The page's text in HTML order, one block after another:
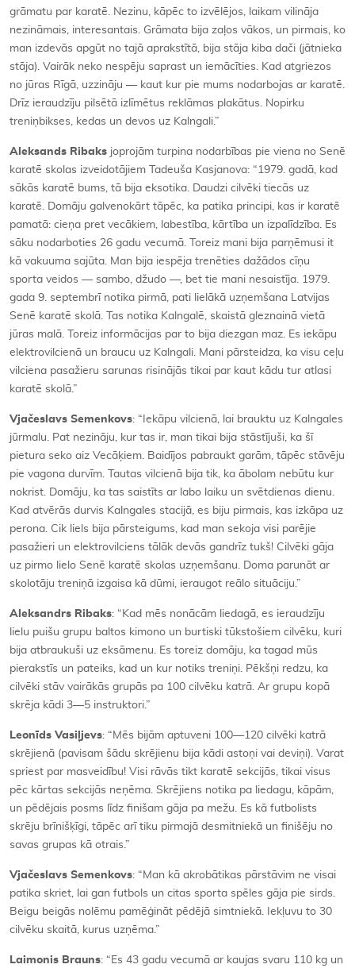
grāmatu par karatē. Nezinu, kāpēc to izvēlējos, laikam vilināja
nezināmais, interesantais. Grāmata bija zaļos vākos, un pirmais, ko
man izdevās apgūt no tajā aprakstītā, bija stāja kiba dači (jātnieka
stāja). Vairāk neko nespēju saprast un iemācīties. Kad atgriezos
no jūras Rīgā, uzzināju — kaut kur pie mums nodarbojas ar karatē.
Drīz ieraudzīju pilsētā izlīmētus reklāmas plakātus. Nopirku
treniņbikses, kedas un devos uz Kalngali.”
Aleksands Ribaks joprojām turpina nodarbības pie viena no Senē
karatē skolas izveidotājiem Tadeuša Kasjanova: “1979. gadā, kad
sākās karatē bums, tā bija eksotika. Daudzi cilvēki tiecās uz
karatē. Domāju galvenokārt tāpēc, ka patika principi, kas ir karatē
pamatā: cieņa pret vecākiem, labestība, kārtība un izpalīdzība. Es
sāku nodarboties 26 gadu vecumā. Toreiz mani bija parņēmusi it
kā vakuuma sajūta. Man bija iespēja trenēties dažādos cīņu
sporta veidos — sambo, džudo —, bet tie mani nesaistīja. 1979.
gada 9. septembrī notika pirmā, pati lielākā uzņemšana Latvijas
Senē karatē skolā. Tas notika Kalngalē, skaistā gleznainā vietā
jūras malā. Toreiz informācijas par to bija diezgan maz. Es iekāpu
elektrovilcienā un braucu uz Kalngali. Mani pārsteidza, ka visu ceļu
vilciena pasažieru sarunas risinājās tikai par kaut kādu tur atlasi
karatē skolā.”
Vjačeslavs Semenkovs: “Iekāpu vilcienā, lai brauktu uz Kalngales
jūrmalu. Pat nezināju, kur tas ir, man tikai bija stāstījuši, ka šī
pietura seko aiz Vecāķiem. Baidījos pabraukt garām, tāpēc stāvēju
pie vagona durvīm. Tautas vilcienā bija tik, ka ābolam nebūtu kur
nokrist. Domāju, ka tas saistīts ar labo laiku un svētdienas dienu.
Kad atvērās durvis Kalngales stacijā, es biju pirmais, kas izkāpa uz
perona. Cik liels bija pārsteigums, kad man sekoja visi parējie
pasažieri un elektrovilciens tālāk devās gandrīz tukš! Cilvēki gāja
uz pirmo lielo Senē karatē skolas uzņemšanu. Doma parunāt ar
skolotāju treniņā izgaisa kā dūmi, ieraugot reālo situāciju.”
Aleksandrs Ribaks: “Kad mēs nonācām liedagā, es ieraudzīju
lielu puišu grupu baltos kimono un burtiski tūkstošiem cilvēku, kuri
bija atbraukuši uz eksāmenu. Es toreiz domāju, ka tagad mūs
pierakstīs un pateiks, kad un kur notiks treniņi. Pēkšņi redzu, ka
cilvēki stāv vairākās grupās pa 100 cilvēku katrā. Ar grupu kopā
skrēja kādi 3—5 instruktori.”
Leonīds Vasiļjevs: “Mēs bijām aptuveni 100—120 cilvēki katrā
skrējienā (pavisam šādu skrējienu bija kādi astoņi vai deviņi). Varat
spriest par masveidību! Visi rāvās tikt karatē sekcijās, tikai visus
pēc kārtas sekcijās neņēma. Skrējiens notika pa liedagu, kāpām,
un pēdējais posms līdz finišam gāja pa mežu. Es kā futbolists
skrēju brīnišķīgi, tāpēc arī tiku pirmajā desmitniekā un finišēju no
savas grupas kā otrais.”
Vjačeslavs Semenkovs: “Man kā akrobātikas pārstāvim ne visai
patika skriet, lai gan futbols un citas sporta spēles gāja pie sirds.
Beigu beigās nolēmu pamēģināt pēdējā simtniekā. Iekļuvu to 30
cilvēku skaitā, kurus uzņēma.”
Laimonis Brauns: “Es 43 gadu vecumā ar kaujas svaru 110 kg un